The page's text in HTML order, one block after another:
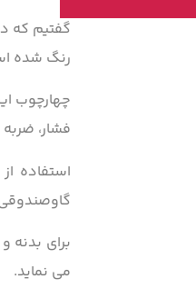
گفتیم که
رنگ شده
فشار،
استفاده
برای بدنه
می نماید.